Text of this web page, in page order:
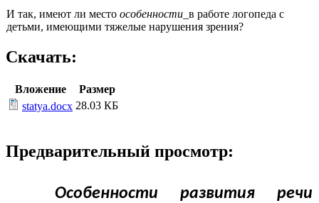
И так, имеют ли место особенности_в работе логопеда с
детьми, имеющими тяжелые нарушения зрения?
Скачать:
Вложение
Размер
statya.docx 28.03 КБ
Предварительный просмотр:
Особенности развития речи